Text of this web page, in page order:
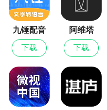
3、类型多样的种类
任你挑选，保护视力，
4、读者可以在这
验，智能推选优质好书
能打造个性化书架哟。
风格，连载小说，更新
心阅读，轻松满足广大书
九锤配音
下载
阿维塔
下载